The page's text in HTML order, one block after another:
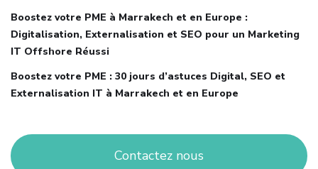
Boostez votre PME à Marrakech et en Europe :
Digitalisation, Externalisation et SEO pour un Marketing
IT Offshore Réussi
Boostez votre PME : 30 jours d’astuces Digital, SEO et
Externalisation IT à Marrakech et en Europe
Contactez nous